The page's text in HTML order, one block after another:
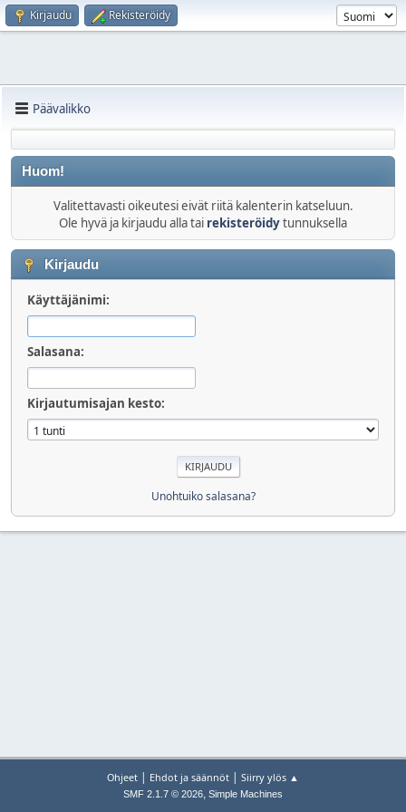
Kirjaudu Rekisteröidy
Päävalikko
Huom!
Valitettavasti oikeutesi eivät riitä kalenterin katseluun.
Ole hyvä ja kirjaudu alla tai rekisteröidytunnuksella
Kirjaudu
Käyttäjänimi:
Salasana:
Kirjautumisajan kesto:
Unohtuiko salasana?
Ohjeet | Ehdot ja säännöt | Siirry ylös ▲
SMF 2.1.7 © 2026, Simple Machines